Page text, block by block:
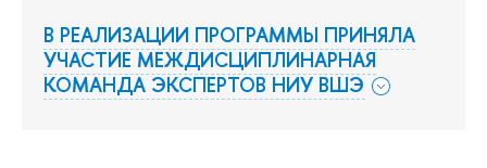
В РЕАЛИЗАЦИИ ПРОГРАММЫ ПРИНЯЛА
УЧАСТИЕ МЕЖДИСЦИПЛИНАРНАЯ
КОМАНДА ЭКСПЕРТОВ НИУ ВШЭ